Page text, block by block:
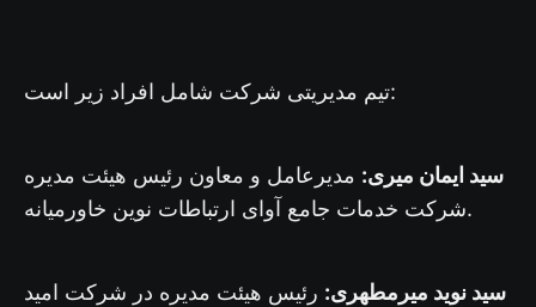
تیم مدیریتی شرکت شامل افراد زیر است:
سید ایمان میری: مدیرعامل و معاون رئیس هیئت مدیره
شرکت خدمات جامع آوای ارتباطات نوین خاورمیانه.
سید نوید میرمطهری: رئیس هیئت مدیره در شرکت امید